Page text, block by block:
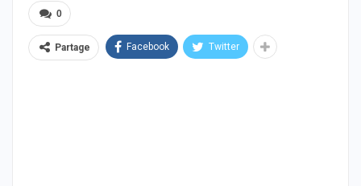
0
Partage Facebook Twitter